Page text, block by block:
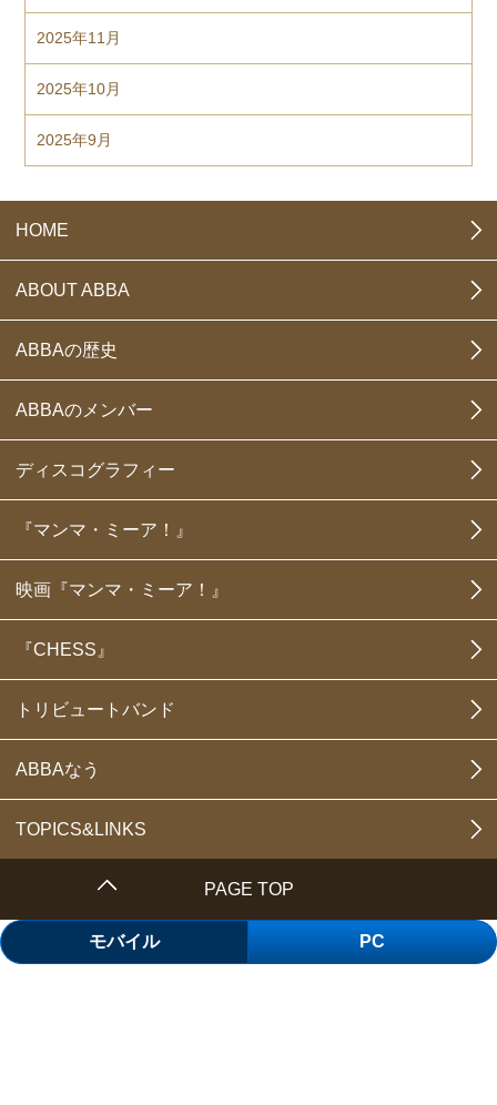
2025年11月
2025年10月
2025年9月
HOME
ABOUT ABBA
ABBAの歴史
ABBAのメンバー
ディスコグラフィー
『マンマ・ミーア！』
映画『マンマ・ミーア！』
『CHESS』
トリビュートバンド
ABBAなう
TOPICS&LINKS
PAGE TOP
モバイル PC